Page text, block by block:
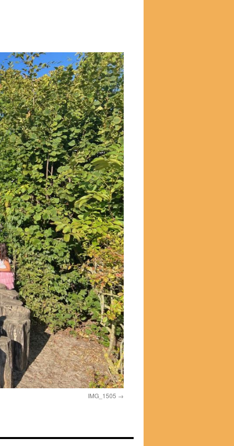
IMG_1505